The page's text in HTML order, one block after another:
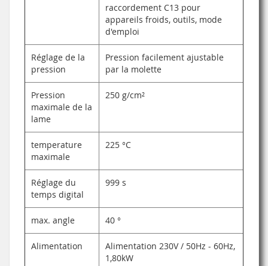
raccordement C13 pour
appareils froids, outils, mode
d'emploi
Réglage de la
pression
Pression facilement ajustable
par la molette
Pression
maximale de la
lame
250 g/cm²
temperature
maximale
225 °C
Réglage du
temps digital
999 s
max. angle 40 °
Alimentation
Alimentation 230V / 50Hz - 60Hz,
1,80kW